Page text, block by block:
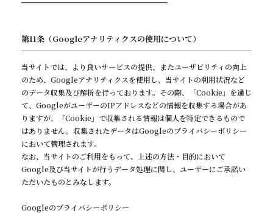
━━━━━━━━━━━━━━━━━━━━
第11条（Googleアナリティクスの使用について）
当サイトでは、より良いサービスの提供、またユーザビリティの向上
のため、Googleアナリティクスを使用し、当サイトの利用状況など
のデータ収集及び解析を行っております。その際、「Cookie」を通じ
て、GoogleがユーザーのIPアドレスなどの情報を収集する場合があ
りますが、「Cookie」で収集される情報は個人を特定できるもので
はありません。収集されたデータはGoogleのプライバシーポリシー
において管理されます。
なお、当サイトのご利用をもって、上述の方法・目的において
Google及び当サイトが行うデータ処理に関し、ユーザーにご承諾い
ただいたものとみなします。
Googleのプライバシーポリシー